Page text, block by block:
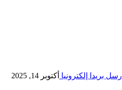
أرسل بريدا إلكترونيا أكتوبر 14, 2025